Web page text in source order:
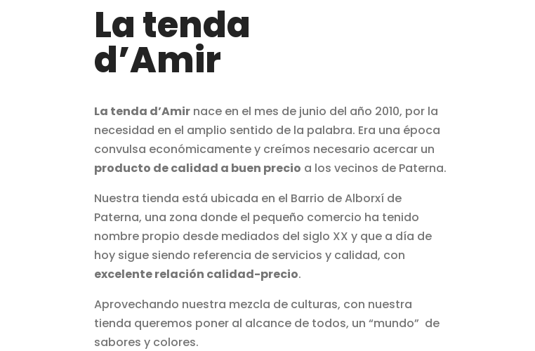
La tenda
d’Amir
La tenda d’Amir nace en el mes de junio del año 2010, por la
necesidad en el amplio sentido de la palabra. Era una época
convulsa económicamente y creímos necesario acercar un
producto de calidad a buen precio a los vecinos de Paterna.
Nuestra tienda está ubicada en el Barrio de Alborxí de
Paterna, una zona donde el pequeño comercio ha tenido
nombre propio desde mediados del siglo XX y que a día de
hoy sigue siendo referencia de servicios y calidad, con
excelente relación calidad-precio.
Aprovechando nuestra mezcla de culturas, con nuestra
tienda queremos poner al alcance de todos, un “mundo” de
sabores y colores.